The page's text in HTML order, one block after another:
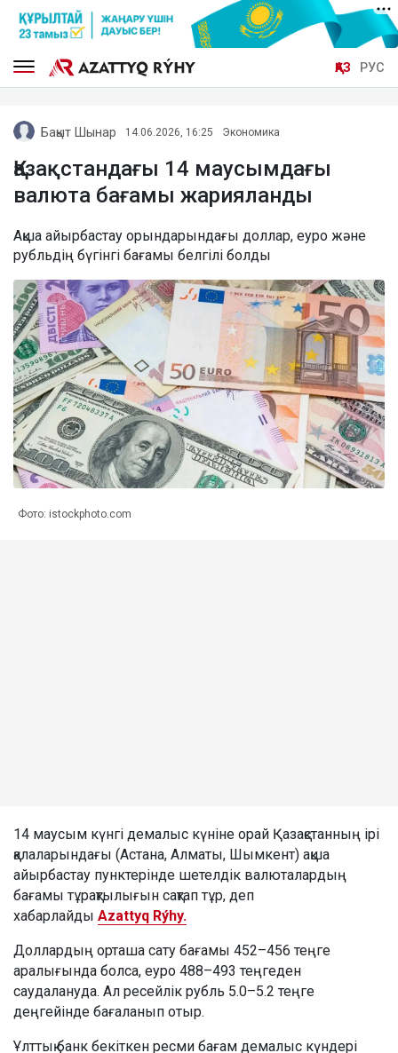
ҚАЗ РУС
Бақыт Шынар 14.06.2026, 16:25 Экономика
Қазақстандағы 14 маусымдағы
валюта бағамы жарияланды
Ақша айырбастау орындарындағы доллар, еуро және
рубльдің бүгінгі бағамы белгілі болды
Фото: istockphoto.com
14 маусым күнгі демалыс күніне орай Қазақстанның ірі
қалаларындағы (Астана, Алматы, Шымкент) ақша
айырбастау пунктерінде шетелдік валюталардың
бағамы тұрақтылығын сақтап тұр, деп
хабарлайды Azattyq Rýhy.
Доллардың орташа сату бағамы 452–456 теңге
аралығында болса, еуро 488–493 теңгеден
саудалануда. Ал ресейлік рубль 5.0–5.2 теңге
деңгейінде бағаланып отыр.
Ұлттық банк бекіткен ресми бағам демалыс күндері